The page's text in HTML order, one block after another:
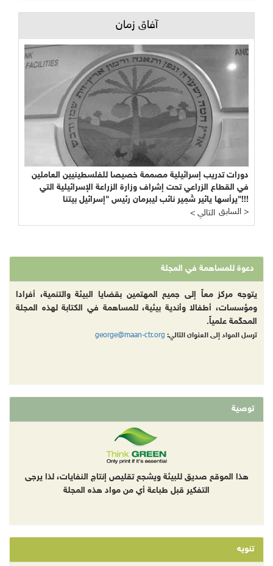
آفاق زمان
دورات تدريب إسرائيلية مصممة خصيصا للفلسطينيين العاملين
في القطاع الزراعي تحت إشراف وزارة الزراعة الإسرائيلية التي
يرأسها يائير شَمِير نائب ليبرمان رئيس "إسرائيل بيتنا"!!!
< التالي
السابق >
دعوة للمساهمة في المجلة
يتوجه مركز معاً إلى جميع المهتمين بقضايا البيئة والتنمية، أفرادا
ومؤسسات، أطفالا وأندية بيئية، للمساهمة في الكتابة لهذه المجلة
المحكّمة علمياً.
ترسل المواد إلى العنوان التالي: george@maan-ctr.org
توصية
هذا الموقع صديق للبيئة ويشجع تقليص إنتاج النفايات، لذا يرجى
التفكير قبل طباعة أي من مواد هذه المجلة
تنويه